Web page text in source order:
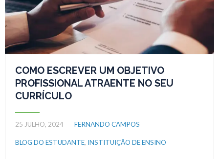
COMO ESCREVER UM OBJETIVO
PROFISSIONAL ATRAENTE NO SEU
CURRÍCULO
25 JULHO, 2024 FERNANDO CAMPOS
BLOG DO ESTUDANTE, INSTITUIÇÃO DE ENSINO